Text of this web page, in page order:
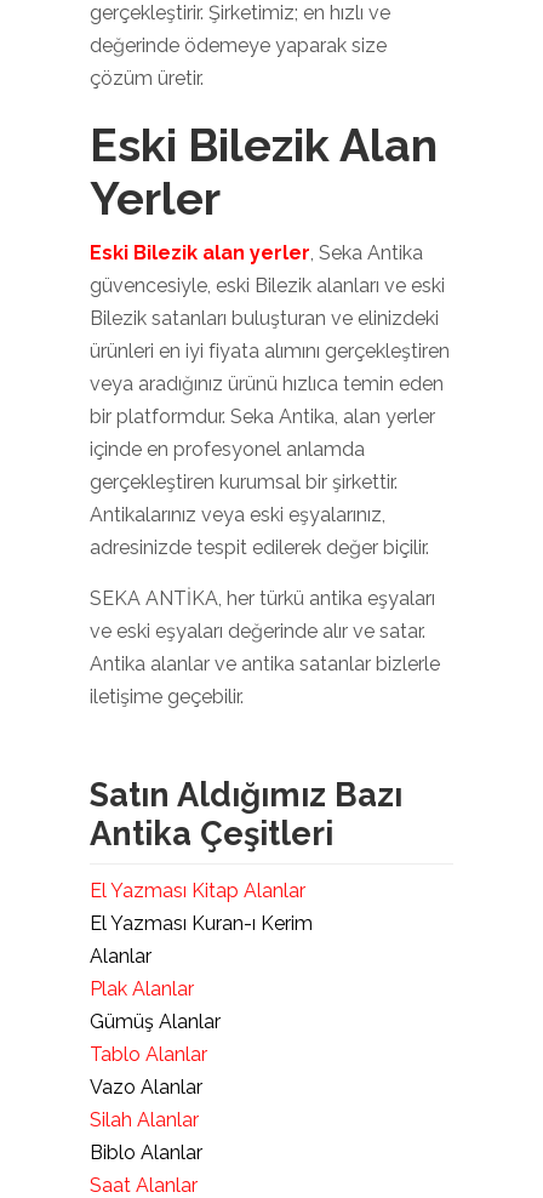
gerçekleştirir. Şirketimiz; en hızlı ve
değerinde ödemeye yaparak size
çözüm üretir.
Eski Bilezik Alan
Yerler
Eski Bilezik alan yerler, Seka Antika
güvencesiyle, eski Bilezik alanları ve eski
Bilezik satanları buluşturan ve elinizdeki
ürünleri en iyi fiyata alımını gerçekleştiren
veya aradığınız ürünü hızlıca temin eden
bir platformdur. Seka Antika, alan yerler
içinde en profesyonel anlamda
gerçekleştiren kurumsal bir şirkettir.
Antikalarınız veya eski eşyalarınız,
adresinizde tespit edilerek değer biçilir.
SEKA ANTİKA, her türkü antika eşyaları
ve eski eşyaları değerinde alır ve satar.
Antika alanlar ve antika satanlar bizlerle
iletişime geçebilir.
Satın Aldığımız Bazı
Antika Çeşitleri
El Yazması Kitap Alanlar
El Yazması Kuran-ı Kerim
Alanlar
Plak Alanlar
Gümüş Alanlar
Tablo Alanlar
Vazo Alanlar
Silah Alanlar
Biblo Alanlar
Saat Alanlar